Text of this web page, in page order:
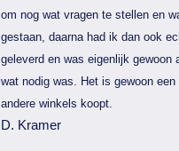
om nog wat vragen te stellen en
gestaan, daarna had ik dan ook
geleverd en was eigenlijk gewoon
wat nodig was. Het is gewoon
andere winkels koopt.
D. Kramer